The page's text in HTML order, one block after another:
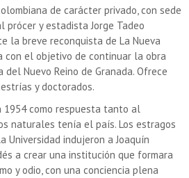
de carácter privado, con sede
prócer y estadistaJorge Tadeo
la breve reconquista de La Nueva
con el objetivo de continuar la obra
Nuevo Reino de Granada. Ofrece
y doctorados.
1954 como respuesta tanto al
naturales tenía el país. Los estragos
Universidad indujeron a Joaquín
a crear una institución que formara
y odio, con una conciencia plena